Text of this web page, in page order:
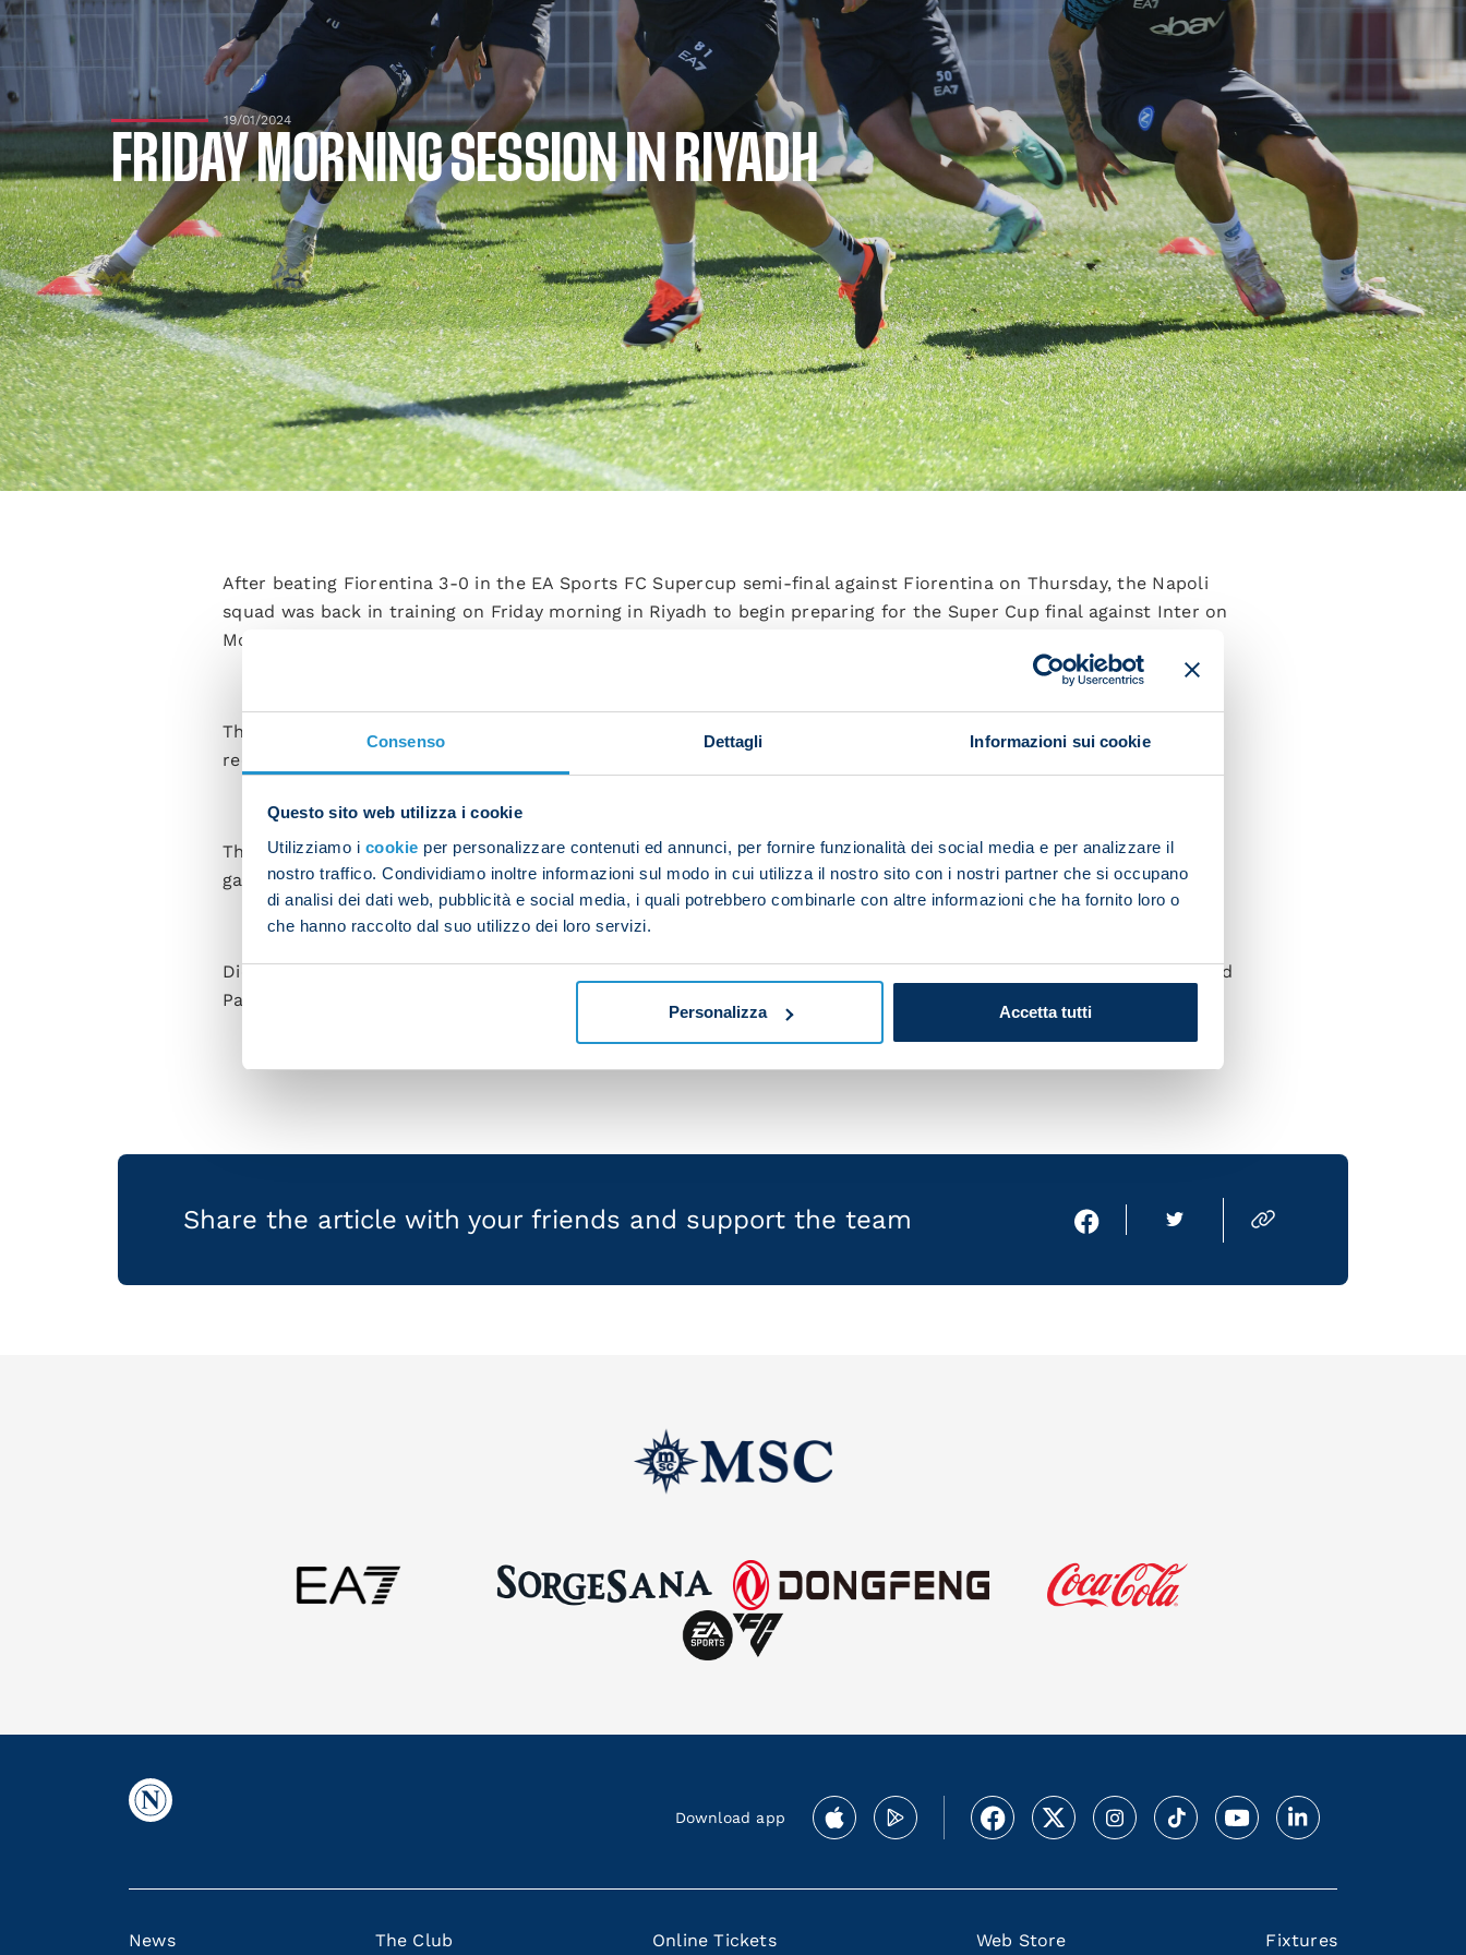
Consenso Dettagli Informazioni sui cookie
Questo sito web utilizza i cookie
Utilizziamo i cookie per personalizzare contenuti ed annunci, per fornire funzionalità dei social media e per analizzare il
nostro traffico. Condividiamo inoltre informazioni sul modo in cui utilizza il nostro sito con i nostri partner che si occupano
di analisi dei dati web, pubblicità e social media, i quali potrebbero combinarle con altre informazioni che ha fornito loro o
che hanno raccolto dal suo utilizzo dei loro servizi.
Personalizza Accetta tutti
19/01/2024
FRIDAY MORNING SESSION IN RIYADH
After beating Fiorentina 3-0 in the EA Sports FC Supercup semi-final against Fiorentina on Thursday, the Napoli
squad was back in training on Friday morning in Riyadh to begin preparing for the Super Cup final against Inter on
Monday 22 January at Al-Awwal Park Stadium at 20:00 CET (22:00 local time).
The squad was split into two groups for the sessions, with those who started the semi-final taking part in a
recovery session in the gym.
The other members of the squad had a warm-up followed by rondos and tactical drills. There was a small-sided
game to finish off.
Diego Demme and Mathias Olivera trained individually, first in the gym and then out on the pitch. Jens Cajuste and
Pasquale Mazzocchi had physio.
Share the article with your friends and support the team
Download app
News The Club Online Tickets Web Store Fixtures